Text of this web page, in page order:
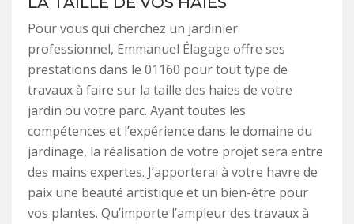
Pour vous qui cherchez un jardinier
professionnel, Emmanuel Élagage offre ses
prestations dans le 01160 pour tout type de
travaux à faire sur la taille des haies de votre
jardin ou votre parc. Ayant toutes les
compétences et l’expérience dans le domaine du
jardinage, la réalisation de votre projet sera entre
des mains expertes. J’apporterai à votre havre de
paix une beauté artistique et un bien-être pour
vos plantes. Qu’importe l’ampleur des travaux à